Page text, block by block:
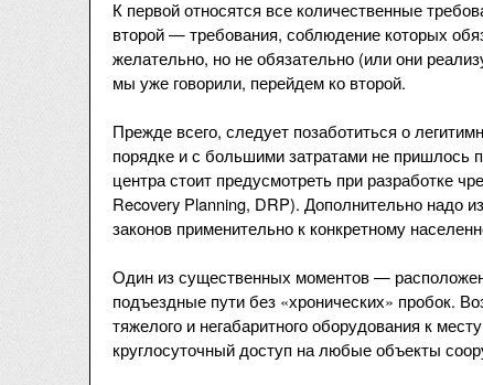
К первой относятся все количественные
второй — требования, соблюдение которых
желательно, но не обязательно (или они
мы уже говорили, перейдем ко второй.
Прежде всего, следует позаботиться о
порядке и с большими затратами не пришлось
центра стоит предусмотреть при разработке
Recovery Planning, DRP). Дополнительно надо
законов применительно к конкретному
Один из существенных моментов —
подъездные пути без «хронических» пробок.
тяжелого и негабаритного оборудования к
круглосуточный доступ на любые объекты